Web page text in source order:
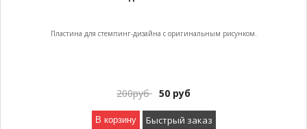
Пластина для стемпинг-дизайна с оригинальным рисунком.
200руб 50 руб
В корзину Быстрый заказ